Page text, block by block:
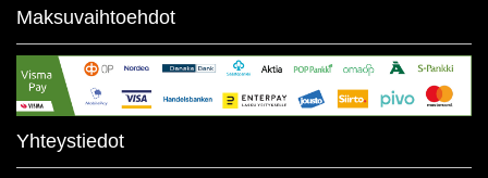
Maksuvaihtoehdot
Yhteystiedot